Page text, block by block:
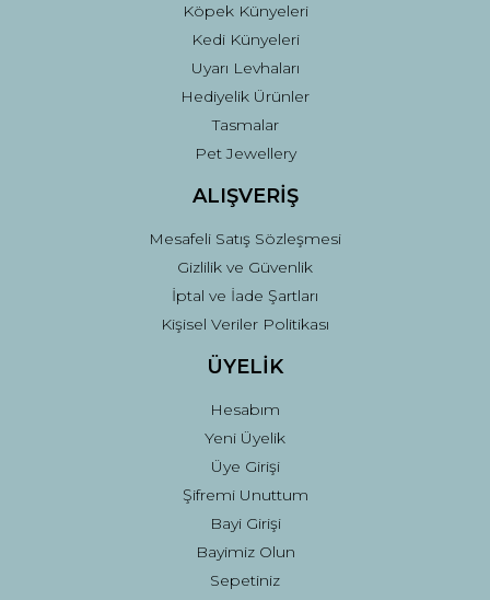
Köpek Künyeleri
Kedi Künyeleri
Uyarı Levhaları
Hediyelik Ürünler
Tasmalar
Pet Jewellery
ALIŞVERİŞ
Mesafeli Satış Sözleşmesi
Gizlilik ve Güvenlik
İptal ve İade Şartları
Kişisel Veriler Politikası
ÜYELİK
Hesabım
Yeni Üyelik
Üye Girişi
Şifremi Unuttum
Bayi Girişi
Bayimiz Olun
Sepetiniz